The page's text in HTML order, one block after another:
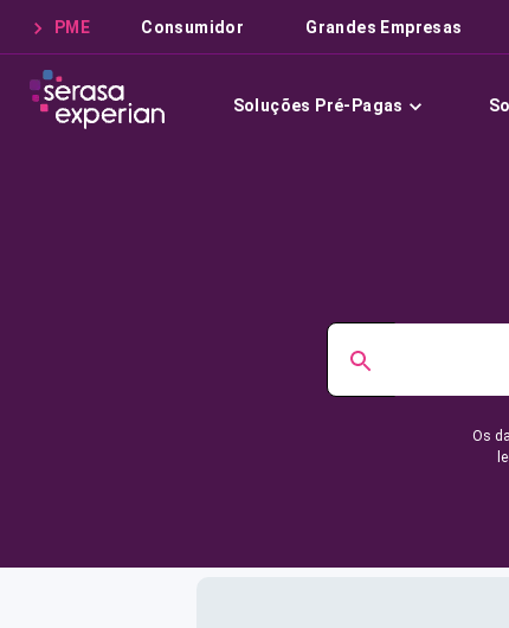
PME Consumidor Grandes Empresas
Soluções Pré-Pagas
Os